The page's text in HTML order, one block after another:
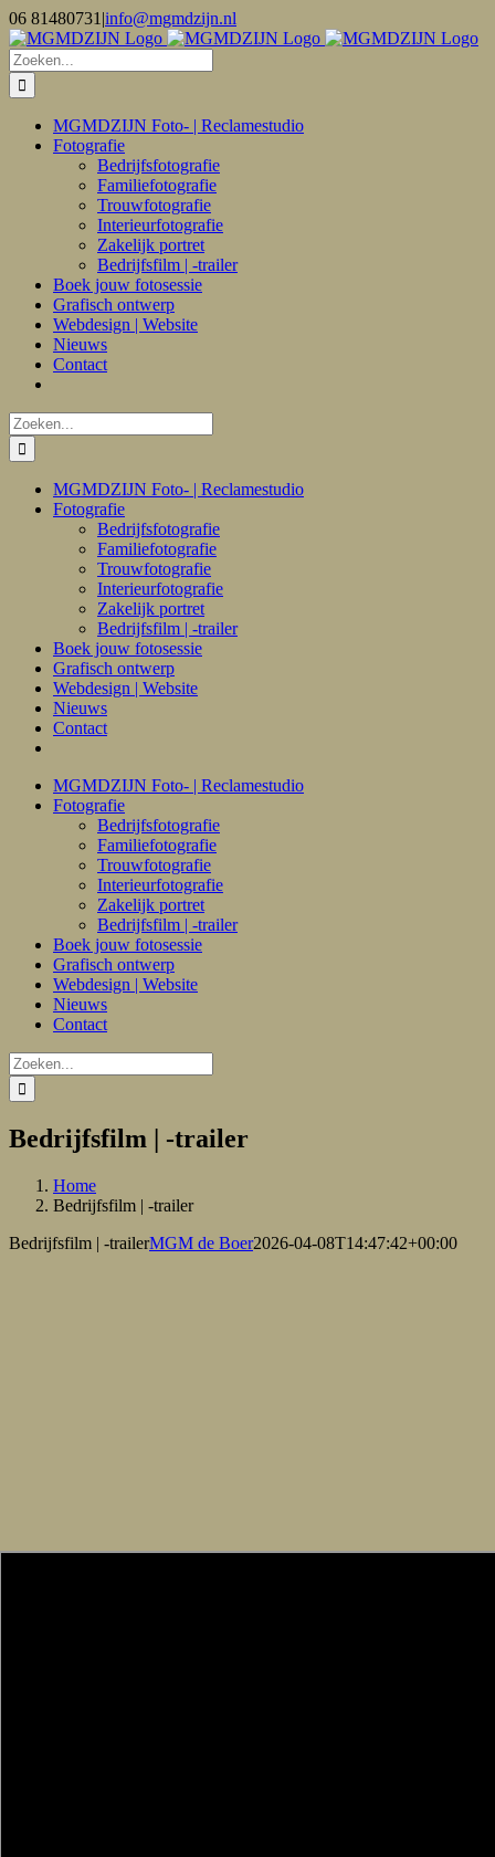
Ga
naar
inhoud
06 81480731 |info@mgmdzijn.nl
Zoeken
naar:
MGMDZIJN Foto- | Reclamestudio
Fotografie
Bedrijfsfotografie
Familiefotografie
Trouwfotografie
Interieurfotografie
Zakelijk portret
Bedrijfsfilm | -trailer
Boek jouw fotosessie
Grafisch ontwerp
Webdesign | Website
Nieuws
Contact
Zoeken
naar:
MGMDZIJN Foto- | Reclamestudio
Fotografie
Bedrijfsfotografie
Familiefotografie
Trouwfotografie
Interieurfotografie
Zakelijk portret
Bedrijfsfilm | -trailer
Boek jouw fotosessie
Grafisch ontwerp
Webdesign | Website
Nieuws
Contact
MGMDZIJN Foto- | Reclamestudio
Fotografie
Bedrijfsfotografie
Familiefotografie
Trouwfotografie
Interieurfotografie
Zakelijk portret
Bedrijfsfilm | -trailer
Boek jouw fotosessie
Grafisch ontwerp
Webdesign | Website
Nieuws
Contact
Zoeken
naar:
Bedrijfsfilm | -trailer
Home
Bedrijfsfilm | -trailer
Bedrijfsfilm | -trailerMGM de Boer2026-04-08T14:47:42+00:00